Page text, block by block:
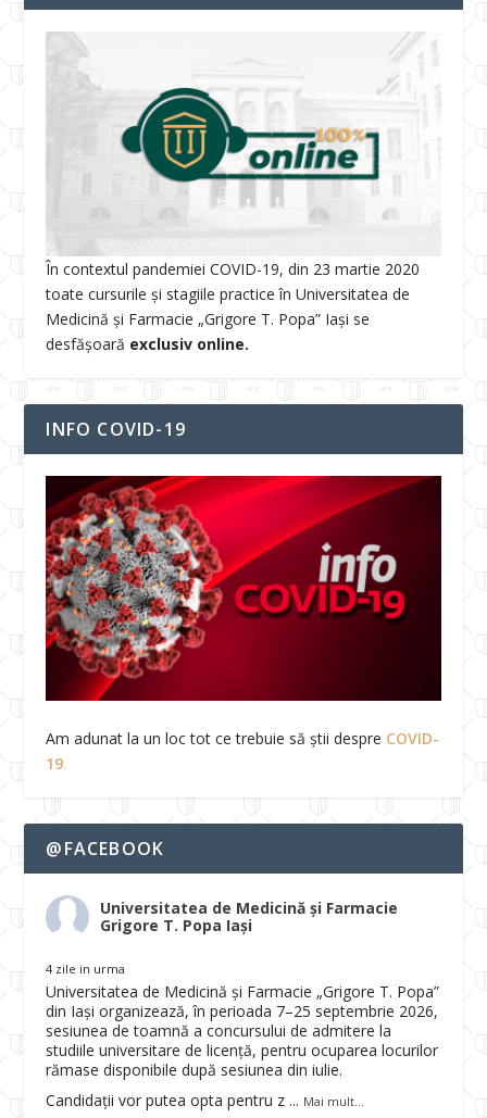
În contextul pandemiei COVID-19, din 23 martie 2020
toate cursurile și stagiile practice în Universitatea de
Medicină și Farmacie „Grigore T. Popa” Iași se
desfășoară exclusiv online.
INFO COVID-19
Am adunat la un loc tot ce trebuie să știi despre COVID-
19.
@FACEBOOK
Universitatea de Medicină și Farmacie
Grigore T. Popa Iași
4 zile in urma
Universitatea de Medicină și Farmacie „Grigore T. Popa”
din Iași organizează, în perioada 7–25 septembrie 2026,
sesiunea de toamnă a concursului de admitere la
studiile universitare de licență, pentru ocuparea locurilor
rămase disponibile după sesiunea din iulie.
Candidații vor putea opta pentru z ... Mai mult...